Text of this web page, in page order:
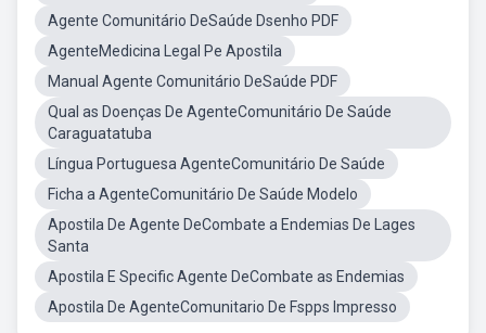
Agente Comunitário DeSaúde Dsenho PDF
AgenteMedicina Legal Pe Apostila
Manual Agente Comunitário DeSaúde PDF
Qual as Doenças De AgenteComunitário De Saúde
Caraguatatuba
Língua Portuguesa AgenteComunitário De Saúde
Ficha a AgenteComunitário De Saúde Modelo
Apostila De Agente DeCombate a Endemias De Lages
Santa
Apostila E Specific Agente DeCombate as Endemias
Apostila De AgenteComunitario De Fspps Impresso